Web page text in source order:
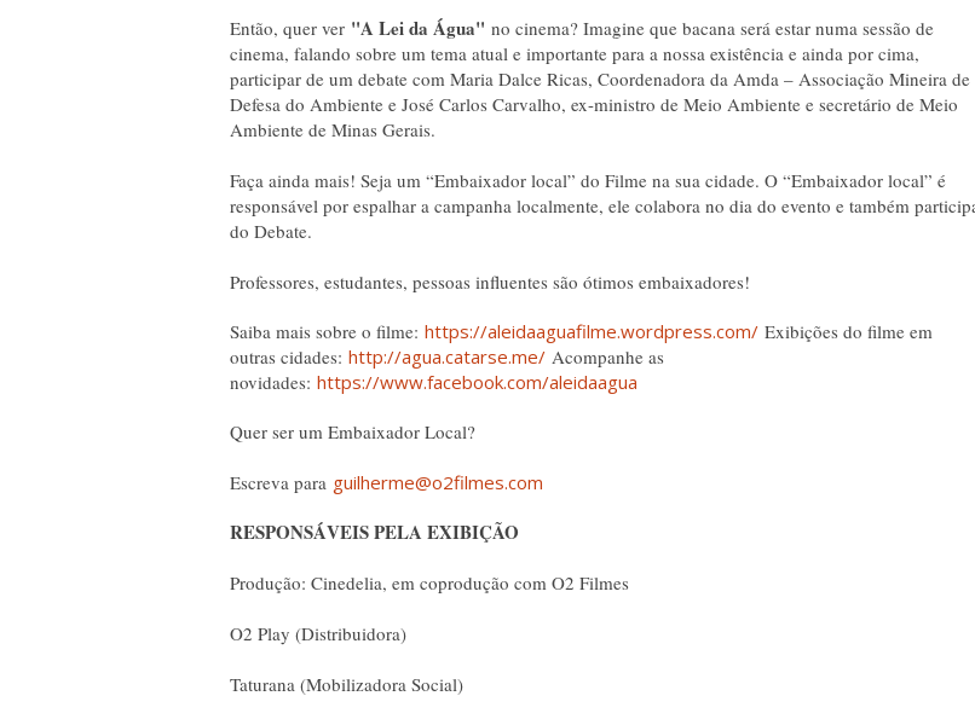
Então, quer ver "A Lei da Água" no cinema? Imagine que bacana será estar numa sessão de
cinema, falando sobre um tema atual e importante para a nossa existência e ainda por cima,
participar de um debate com Maria Dalce Ricas, Coordenadora da Amda – Associação Mineira de
Defesa do Ambiente e José Carlos Carvalho, ex-ministro de Meio Ambiente e secretário de Meio
Ambiente de Minas Gerais.
Faça ainda mais! Seja um “Embaixador local” do Filme na sua cidade. O “Embaixador local” é
responsável por espalhar a campanha localmente, ele colabora no dia do evento e também
do Debate.
Professores, estudantes, pessoas influentes são ótimos embaixadores!
Saiba mais sobre o filme: https://aleidaaguafilme.wordpress.com/ Exibições do filme em
outras cidades: http://agua.catarse.me/ Acompanhe as
novidades: https://www.facebook.com/aleidaagua
Quer ser um Embaixador Local?
Escreva para guilherme@o2filmes.com
RESPONSÁVEIS PELA EXIBIÇÃO
Produção: Cinedelia, em coprodução com O2 Filmes
O2 Play (Distribuidora)
Taturana (Mobilizadora Social)